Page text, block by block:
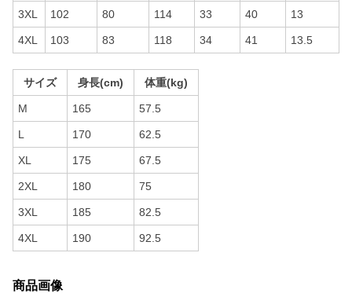
3XL 102 80 114 33 40 13
4XL 103 83 118 34 41 13.5
サイズ 身長(cm) 体重(kg)
M 165 57.5
L 170 62.5
XL 175 67.5
2XL 180 75
3XL 185 82.5
4XL 190 92.5
商品画像